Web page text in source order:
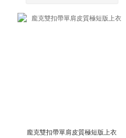
龐克雙扣帶單肩皮質極短版上衣